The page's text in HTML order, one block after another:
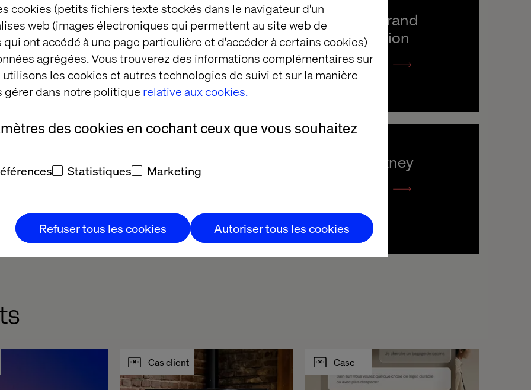
cookies (petits fichiers texte stockés dans le navigateur d'un
web (images électroniques qui permettent au site web de
ont accédé à une page particulière et d'accéder à certains cookies)
agrégées. Vous trouverez des informations complémentaires sur
les cookies et autres technologies de suivi et sur la manière
gérer dans notre politique relative aux cookies.
des cookies en cochant ceux que vous souhaitez
Statistiques Marketing
Refuser tous les cookies Autoriser tous les cookies
Becoming a
Decoding brand
Listen the podcast
stratégies
Pratt & Whitney
Cas client Case